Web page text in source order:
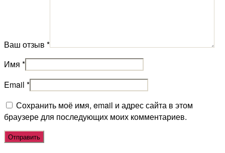
Ваш отзыв *
Имя *
Email *
Сохранить моё имя, email и адрес сайта в этом
браузере для последующих моих комментариев.